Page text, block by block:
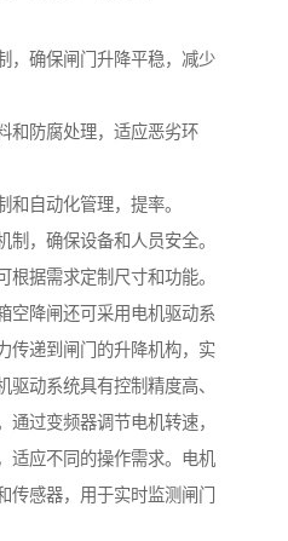
，确保闸门升降平稳，减少
和防腐处理，适应恶劣环
和自动化管理，提率。
制，确保设备和人员安全。
据需求定制尺寸和功能。
空降闸还可采用电机驱动系
传递到闸门的升降机构，实
驱动系统具有控制精度高、
通过变频器调节电机转速，
适应不同的操作需求。电机
感器，用于实时监测闸门